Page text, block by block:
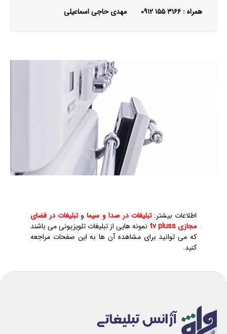
همراه : ۳۱۶۶ ۱۵۵ ۰۹۱۲ مهدی حاجی اسماعیلی
اطلاعات بیشتر:تبلیغات در صدا و سیماو تبلیغات در فضای
مجازی tv pluss
نمونه هایی از تبلیغات تلویزیونی می باشند
که می توانید برای مشاهده آن ها به این صفحات مراجعه
کنید.